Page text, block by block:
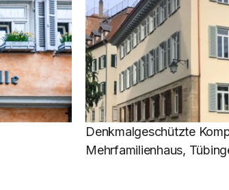
Denkmalgeschützte
Mehrfamilienhaus,